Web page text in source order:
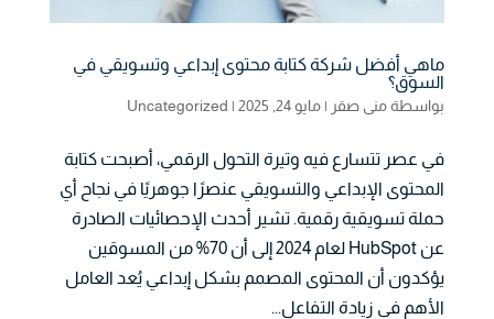
ماهي أفضل شركة كتابة محتوى إبداعي وتسويقي في
السوق؟
بواسطةمنى صقر | مايو 24, 2025 |
Uncategorized
في عصر تتسارع فيه وتيرة التحول الرقمي، أصبحت كتابة
المحتوى الإبداعي والتسويقي عنصرًا جوهريًا في نجاح أي
حملة تسويقية رقمية. تشير أحدث الإحصائيات الصادرة
عن HubSpot لعام 2024 إلى أن 70% من المسوقين
يؤكدون أن المحتوى المصمم بشكل إبداعي يُعد العامل
الأهم في زيادة التفاعل...